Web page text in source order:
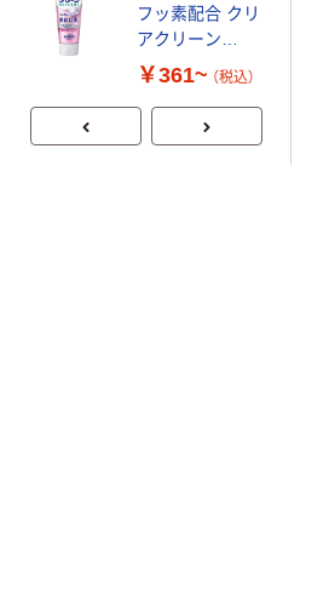
フッ素配合 クリ
アクリーン
NEXDENT 美白
口臭 花王
￥361~ （税込）